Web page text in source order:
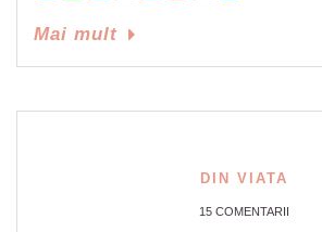
Mai mult
DIN VIATA
15 COMENTARII